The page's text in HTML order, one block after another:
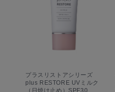
プラスリストアシリーズ
plus RESTORE UVミルク
（日焼け止め）SPF30